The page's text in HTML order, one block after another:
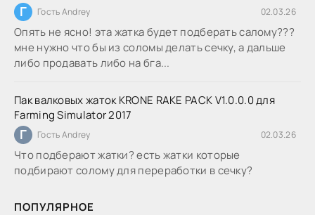
Г Гость Andrey 02.03.26
Опять не ясно! эта жатка будет подберать салому???
мне нужно что бы из соломы делать сечку, а дальше
либо продавать либо на бга...
Пак валковых жаток KRONE RAKE PACK V1.0.0.0 для
Farming Simulator 2017
Г Гость Andrey 02.03.26
Что подберают жатки? есть жатки которые
подбирают солому для переработки в сечку?
ПОПУЛЯРНОЕ